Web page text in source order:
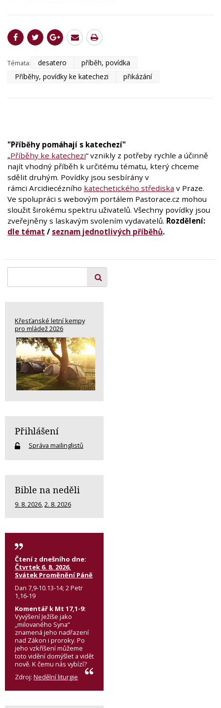
Témata: desatero
příběh, povídka
Příběhy, povídky ke katechezi
přikázání
"Příběhy pomáhají s katechezí"
„Příběhy ke katechezi“ vznikly z potřeby rychle a účinně
najít vhodný příběh k určitému tématu, který chceme
sdělit druhým. Povídky jsou sesbírány v
rámci Arcidiecézního katechetického střediska v Praze.
Ve spolupráci s webovým portálem Pastorace.cz mohou
sloužit širokému spektru uživatelů. Všechny povídky jsou
zveřejněny s laskavým svolením vydavatelů. Rozdělení:
dle témat / seznam jednotlivých příběhů.
Křesťanské letní kempy
pro mládež 2026
Přihlášení
Správa mailinglistů
Bible na neděli
9. 8. 2026,2. 8. 2026
Čtení z dnešního dne:
Čtvrtek 6. 8. 2026,
Svátek Proměnění Páně
Dan 7,9-10.13-14; 2 Petr
1,16-19
Komentář k Mt 17,1-9:
Vyvýšení Ježíše jako
„milovaného Syna“
znamená jeho nadřazení
nad Zákon i proroky. Po
jeho vzkříšení můžeme
toto vidění domýšlet a vidět
nově. K čemu nás vybízí?
Zdroj: Nedělní liturgie